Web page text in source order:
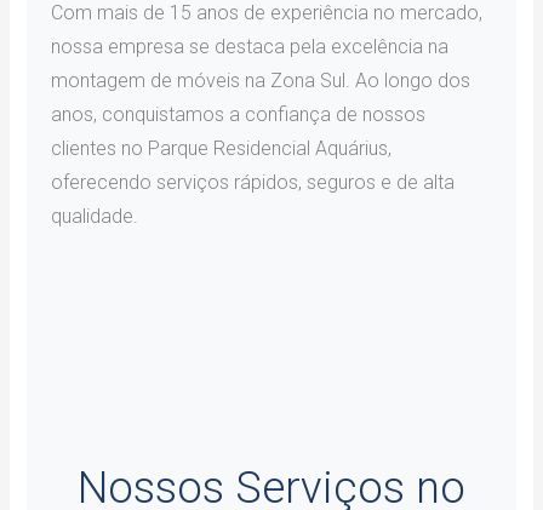
Com mais de 15 anos de experiência no mercado,
nossa empresa se destaca pela excelência na
montagem de móveis na Zona Sul. Ao longo dos
anos, conquistamos a confiança de nossos
clientes no Parque Residencial Aquárius,
oferecendo serviços rápidos, seguros e de alta
qualidade.
Nossos Serviços no